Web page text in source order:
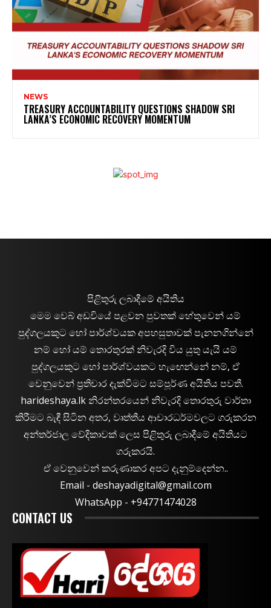
NEWS
TREASURY ACCOUNTABILITY QUESTIONS SHADOW SRI
LANKA’S ECONOMIC RECOVERY MOMENTUM
පිළිතුරු ලබාදීමේ අයිතිය
මෙම වෙබ් අඩවියේ පළවන පුවතක් හේතුවෙන් යම්
පුද්ගලයකුට හෝ පාර්ශ්වයක අපහසුතාවක් පැනනගින්නේ
නම් හෝ යම් තොරතුරක් නිවැරදි විය යුතු යැයි යම්
පුද්ගලයකුට හෝ පාර්ශ්වයකට හැඟෙන්නේ නම්, ඒ
වෙනුවෙන් ප්‍රතිචාර දැක්වීමට සම්පූර්ණ අයිතිය පවතී.
harideshaya.lk නිරන්තරයෙන් නිවැරදි තොරතුරු වාර්තා
කිරීමට බැඳී සිටින අතර, වෘත්තීය ආචාරධර්මවලට ගරුකරන
අන්තර්ජාල වේදිකාවක් ලෙස පිළිතුරු ලබාදීමේ අයිතියට
ගරුකරයි.
ඒ වෙනුවෙන් කරුණාකර අපට දැනුම්දෙන්න..
Email - deshayadigital@gmail.com
WhatsApp - ‪+94771474028
CONTACT US